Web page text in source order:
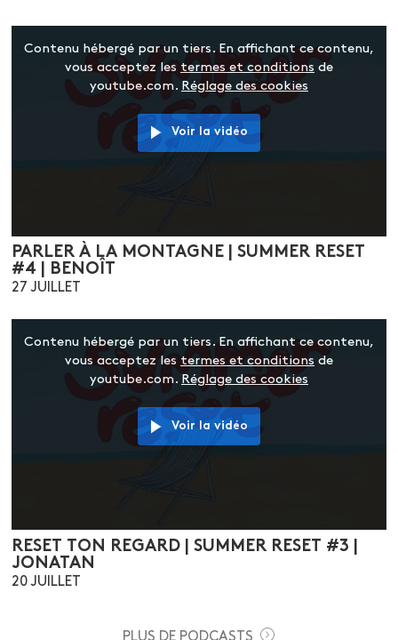
Contenu hébergé par un tiers. En affichant ce contenu,
vous acceptez les termes et conditions de
youtube.com. Réglage des cookies
Voir la vidéo
PARLER À LA MONTAGNE | SUMMER RESET
#4 | BENOÎT
27 JUILLET
Contenu hébergé par un tiers. En affichant ce contenu,
vous acceptez les termes et conditions de
youtube.com. Réglage des cookies
Voir la vidéo
RESET TON REGARD | SUMMER RESET #3 |
JONATAN
20 JUILLET
PLUS DE PODCASTS